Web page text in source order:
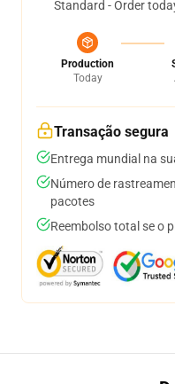
Standard - Order
Production
Today
Transação segura
Entrega mundial na
Número de
pacotes
Reembolso total se o